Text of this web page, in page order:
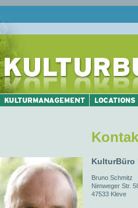
KulturBüro
Bruno Schmitz
Nimweger Str.
47533 Kleve